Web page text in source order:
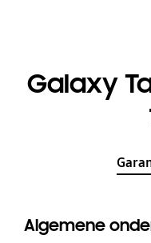
Galaxy
Algemene